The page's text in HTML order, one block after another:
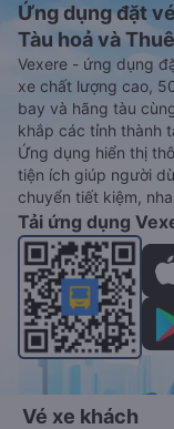
Ứng dụng đặt
Tàu hoả và
Vexere - ứng dụng
xe chất lượng cao,
bay và hãng tàu
khắp các tỉnh thành
Ứng dụng hiển thị
tiện ích giúp người
chuyển tiết kiệm,
Tải ứng dụng
Vé xe khách